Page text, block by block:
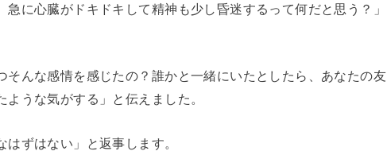
に心臓がドキドキして精神も少し昏迷するって何だと思う？」
そんな感情を感じたの？誰かと一緒にいたとしたら、あなたの友
うな気がする」と伝えました。
ずはない」と返事します。